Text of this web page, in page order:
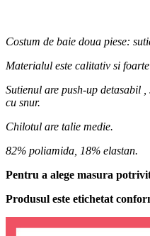
Costum de baie doua piese:
Materialul este calitativ si
Sutienul are push-up detasabil
cu snur.
Chilotul are talie medie.
82% poliamida, 18% elastan.
Pentru a alege masura
Produsul este etichetat